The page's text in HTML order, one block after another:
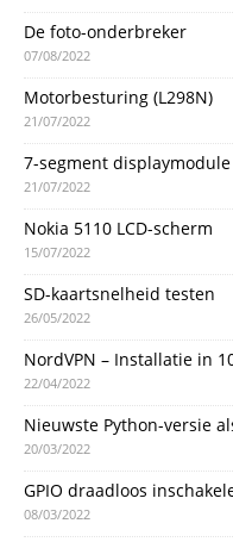
De foto-onderbreker
07/08/2022
Motorbesturing (L298N)
21/07/2022
7-segment displaymodule
21/07/2022
Nokia 5110 LCD-scherm
15/07/2022
SD-kaartsnelheid testen
26/05/2022
NordVPN – Installatie in
22/04/2022
Nieuwste Python-versie
20/03/2022
GPIO draadloos
08/03/2022